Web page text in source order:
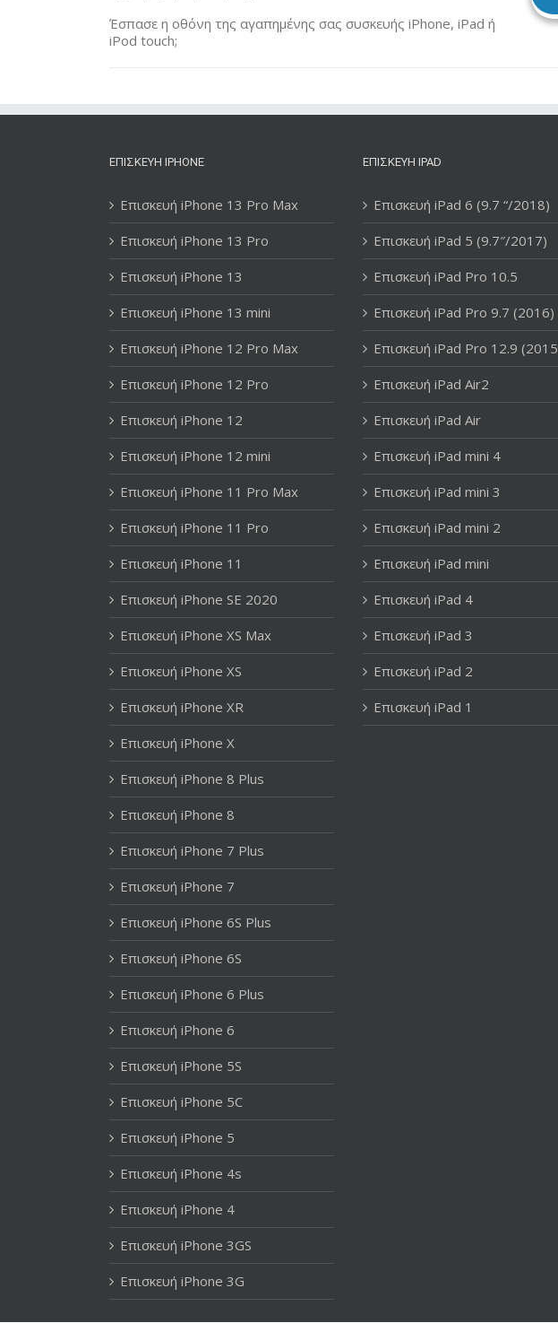
Έσπασε η οθόνη της αγαπημένης σας συσκευής iPhone, iPad ή
iPod touch;
ΕΠΙΣΚΕΥΉ IPHONE
Επισκευή iPhone 13 Pro Max
Επισκευή iPhone 13 Pro
Επισκευή iPhone 13
Επισκευή iPhone 13 mini
Επισκευή iPhone 12 Pro Max
Επισκευή iPhone 12 Pro
Επισκευή iPhone 12
Επισκευή iPhone 12 mini
Επισκευή iPhone 11 Pro Max
Επισκευή iPhone 11 Pro
Επισκευή iPhone 11
Επισκευή iPhone SE 2020
Επισκευή iPhone XS Max
Επισκευή iPhone XS
Επισκευή iPhone XR
Επισκευή iPhone X
Επισκευή iPhone 8 Plus
Επισκευή iPhone 8
Επισκευή iPhone 7 Plus
Επισκευή iPhone 7
Επισκευή iPhone 6S Plus
Επισκευή iPhone 6S
Επισκευή iPhone 6 Plus
Επισκευή iPhone 6
Επισκευή iPhone 5S
Επισκευή iPhone 5C
Επισκευή iPhone 5
Επισκευή iPhone 4s
Επισκευή iPhone 4
Επισκευή iPhone 3GS
Επισκευή iPhone 3G
ΕΠΙΣΚΕΥΉ IPAD
Επισκευή iPad 6 (9.7 “/2018)
Επισκευή iPad 5 (9.7″/2017)
Επισκευή iPad Pro 10.5
Επισκευή iPad Pro 9.7 (2016)
Επισκευή iPad Pro 12.9
Επισκευή iPad Air2
Επισκευή iPad Air
Επισκευή iPad mini 4
Επισκευή iPad mini 3
Επισκευή iPad mini 2
Επισκευή iPad mini
Επισκευή iPad 4
Επισκευή iPad 3
Επισκευή iPad 2
Επισκευή iPad 1